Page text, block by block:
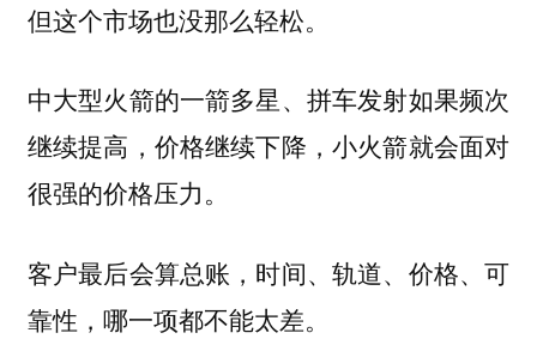
但这个市场也没那么轻松。
中大型火箭的一箭多星、拼车发射如果频次
继续提高，价格继续下降，小火箭就会面对
很强的价格压力。
客户最后会算总账，时间、轨道、价格、可
靠性，哪一项都不能太差。